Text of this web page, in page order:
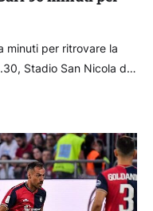
minuti per ritrovare la
Stadio San Nicola di